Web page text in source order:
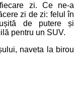
zi. Ce ne-a
zi de zi: felul în
de putere și
pentru un SUV.
naveta la birou